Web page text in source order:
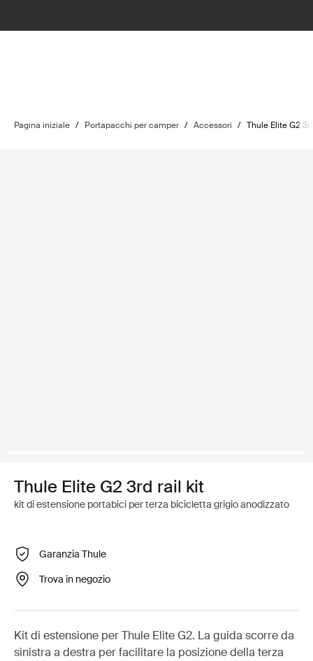
Pagina iniziale / Portapacchi per camper / Accessori / Thule Elite G2
Thule Elite G2 3rd rail kit
kit di estensione portabici per terza bicicletta grigio anodizzato
Garanzia Thule
Trova in negozio
Kit di estensione per Thule Elite G2. La guida scorre da
sinistra a destra per facilitare la posizione della terza